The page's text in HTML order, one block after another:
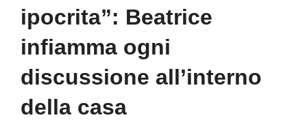
ipocrita”: Beatrice
infiamma ogni
discussione all’interno
della casa